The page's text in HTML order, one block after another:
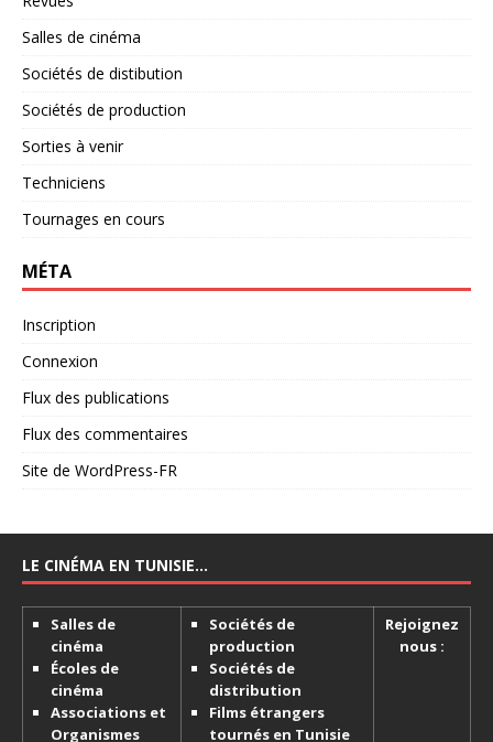
Salles de cinéma
Sociétés de distibution
Sociétés de production
Sorties à venir
Techniciens
Tournages en cours
MÉTA
Inscription
Connexion
Flux des publications
Flux des commentaires
Site de WordPress-FR
LE CINÉMA EN TUNISIE…
Salles de
cinéma
Écoles de
cinéma
Associations et
Organismes
Sociétés de
production
Sociétés de
distribution
Films étrangers
tournés en Tunisie
Rejoignez
nous :